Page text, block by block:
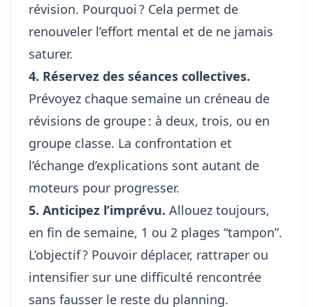
révision. Pourquoi ? Cela permet de
renouveler l’effort mental et de ne jamais
saturer.
4. Réservez des séances collectives.
Prévoyez chaque semaine un créneau de
révisions de groupe : à deux, trois, ou en
groupe classe. La confrontation et
l’échange d’explications sont autant de
moteurs pour progresser.
5. Anticipez l’imprévu. Allouez toujours,
en fin de semaine, 1 ou 2 plages “tampon”.
L’objectif ? Pouvoir déplacer, rattraper ou
intensifier sur une difficulté rencontrée
sans fausser le reste du planning.